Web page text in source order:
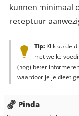
kunnen minimaal
receptuur
Tip:Klik op de
met welke
(nog) beter
waardoor je je dieët
Pinda